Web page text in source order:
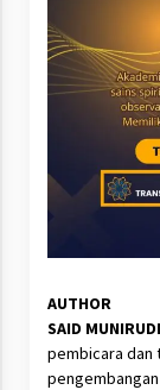
AUTHOR
SAID
pembicara dan